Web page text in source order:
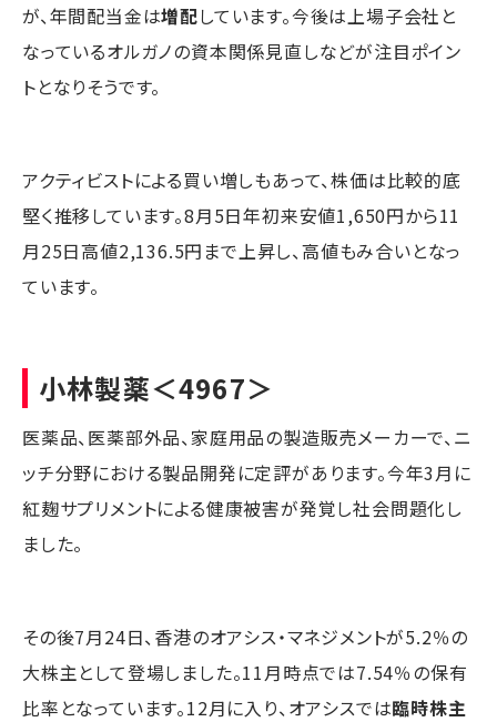
が、年間配当金は増配しています。今後は上場子会社と
なっているオルガノの資本関係見直しなどが注目ポイン
トとなりそうです。
アクティビストによる買い増しもあって、株価は比較的底
堅く推移しています。8月5日年初来安値1,650円から11
月25日高値2,136.5円まで上昇し、高値もみ合いとなっ
ています。
小林製薬＜4967＞
医薬品、医薬部外品、家庭用品の製造販売メーカーで、ニ
ッチ分野における製品開発に定評があります。今年3月に
紅麹サプリメントによる健康被害が発覚し社会問題化し
ました。
その後7月24日、香港のオアシス・マネジメントが5.2％の
大株主として登場しました。11月時点では7.54％の保有
比率となっています。12月に入り、オアシスでは臨時株主